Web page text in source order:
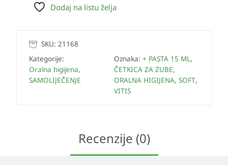
Dodaj na listu želja
SKU: 21168
Kategorije:
Oralna higijena,
SAMOLIJEČENJE
Oznaka: + PASTA 15 ML,
ČETKICA ZA ZUBE,
ORALNA HIGIJENA, SOFT,
VITIS
Recenzije (0)